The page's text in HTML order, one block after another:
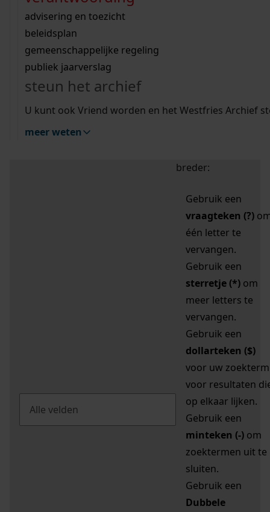
bouwvergunningen
omgevingsvergunningen
vergunningen
beeld en geluid
uitleg nodig?
Wij helpen u op weg met een aantal zoektips.
bekijk alle zoektips
Wij helpen u op weg met een aantal zoektips.
bekijk alle zoektips
bekijk ons geschiedenislokaal
advisering en toezicht
beleidsplan
gemeenschappelijke regeling
publiek jaarverslag
steun het archief
U kunt ook Vriend worden en het Westfries Archief
meer weten
zoektips
Mijn Studiezaal (inloggen)
uw zoekopdracht te
breder:
Gebruik een
vraagteken (?)
één letter te
vervangen.
Gebruik een
sterretje (*) om
meer letters te
vervangen.
Gebruik een
dollarteken ($)
voor uw zoekterm
voor resultaten
op elkaar lijken.
Gebruik een
minteken (-) om
zoektermen uit te
sluiten.
Gebruik een
Dubbele